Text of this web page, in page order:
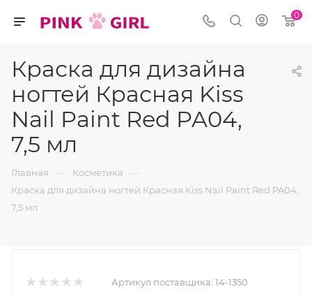
0
Краска для дизайна
ногтей Красная Kiss
Nail Paint Red PA04,
7,5 мл
Главная — Косметика —
Краска для дизайна ногтей Красная Kiss Nail Paint Red PA04,
7,5 мл
Артикул поставщика: 14-1350